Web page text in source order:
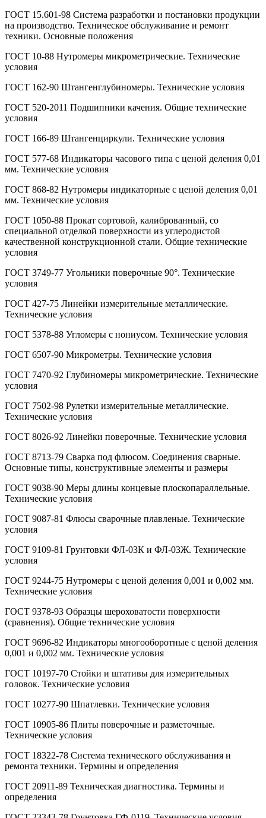
ГОСТ 15.601-98 Система разработки и постановки продукции
на производство. Техническое обслуживание и ремонт
техники. Основные положения
ГОСТ 10-88 Нутромеры микрометрические. Технические
условия
ГОСТ 162-90 Штангенглубиномеры. Технические условия
ГОСТ 520-2011 Подшипники качения. Общие технические
условия
ГОСТ 166-89 Штангенциркули. Технические условия
ГОСТ 577-68 Индикаторы часового типа с ценой деления 0,01
мм. Технические условия
ГОСТ 868-82 Нутромеры индикаторные с ценой деления 0,01
мм. Технические условия
ГОСТ 1050-88 Прокат сортовой, калиброванный, со
специальной отделкой поверхности из углеродистой
качественной конструкционной стали. Общие технические
условия
ГОСТ 3749-77 Угольники поверочные 90°. Технические
условия
ГОСТ 427-75 Линейки измерительные металлические.
Технические условия
ГОСТ 5378-88 Угломеры с нониусом. Технические условия
ГОСТ 6507-90 Микрометры. Технические условия
ГОСТ 7470-92 Глубиномеры микрометрические. Технические
условия
ГОСТ 7502-98 Рулетки измерительные металлические.
Технические условия
ГОСТ 8026-92 Линейки поверочные. Технические условия
ГОСТ 8713-79 Сварка под флюсом. Соединения сварные.
Основные типы, конструктивные элементы и размеры
ГОСТ 9038-90 Меры длины концевые плоскопараллельные.
Технические условия
ГОСТ 9087-81 Флюсы сварочные плавленые. Технические
условия
ГОСТ 9109-81 Грунтовки ФЛ-03К и ФЛ-03Ж. Технические
условия
ГОСТ 9244-75 Нутромеры с ценой деления 0,001 и 0,002 мм.
Технические условия
ГОСТ 9378-93 Образцы шероховатости поверхности
(сравнения). Общие технические условия
ГОСТ 9696-82 Индикаторы многооборотные с ценой деления
0,001 и 0,002 мм. Технические условия
ГОСТ 10197-70 Стойки и штативы для измерительных
головок. Технические условия
ГОСТ 10277-90 Шпатлевки. Технические условия
ГОСТ 10905-86 Плиты поверочные и разметочные.
Технические условия
ГОСТ 18322-78 Система технического обслуживания и
ремонта техники. Термины и определения
ГОСТ 20911-89 Техническая диагностика. Термины и
определения